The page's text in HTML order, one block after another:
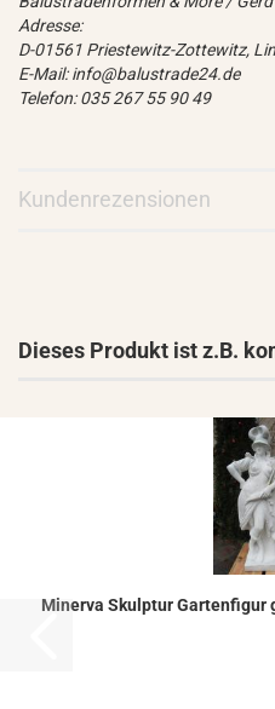
Adresse:
D-01561 Priestewitz-Zottewitz,
E-Mail: info@balustrade24.de
Telefon: 035 267 55 90 49
Kundenrezensionen
Dieses Produkt ist z.B.
Mi­ner­va Skulp­tur Gar­ten­fi­gur